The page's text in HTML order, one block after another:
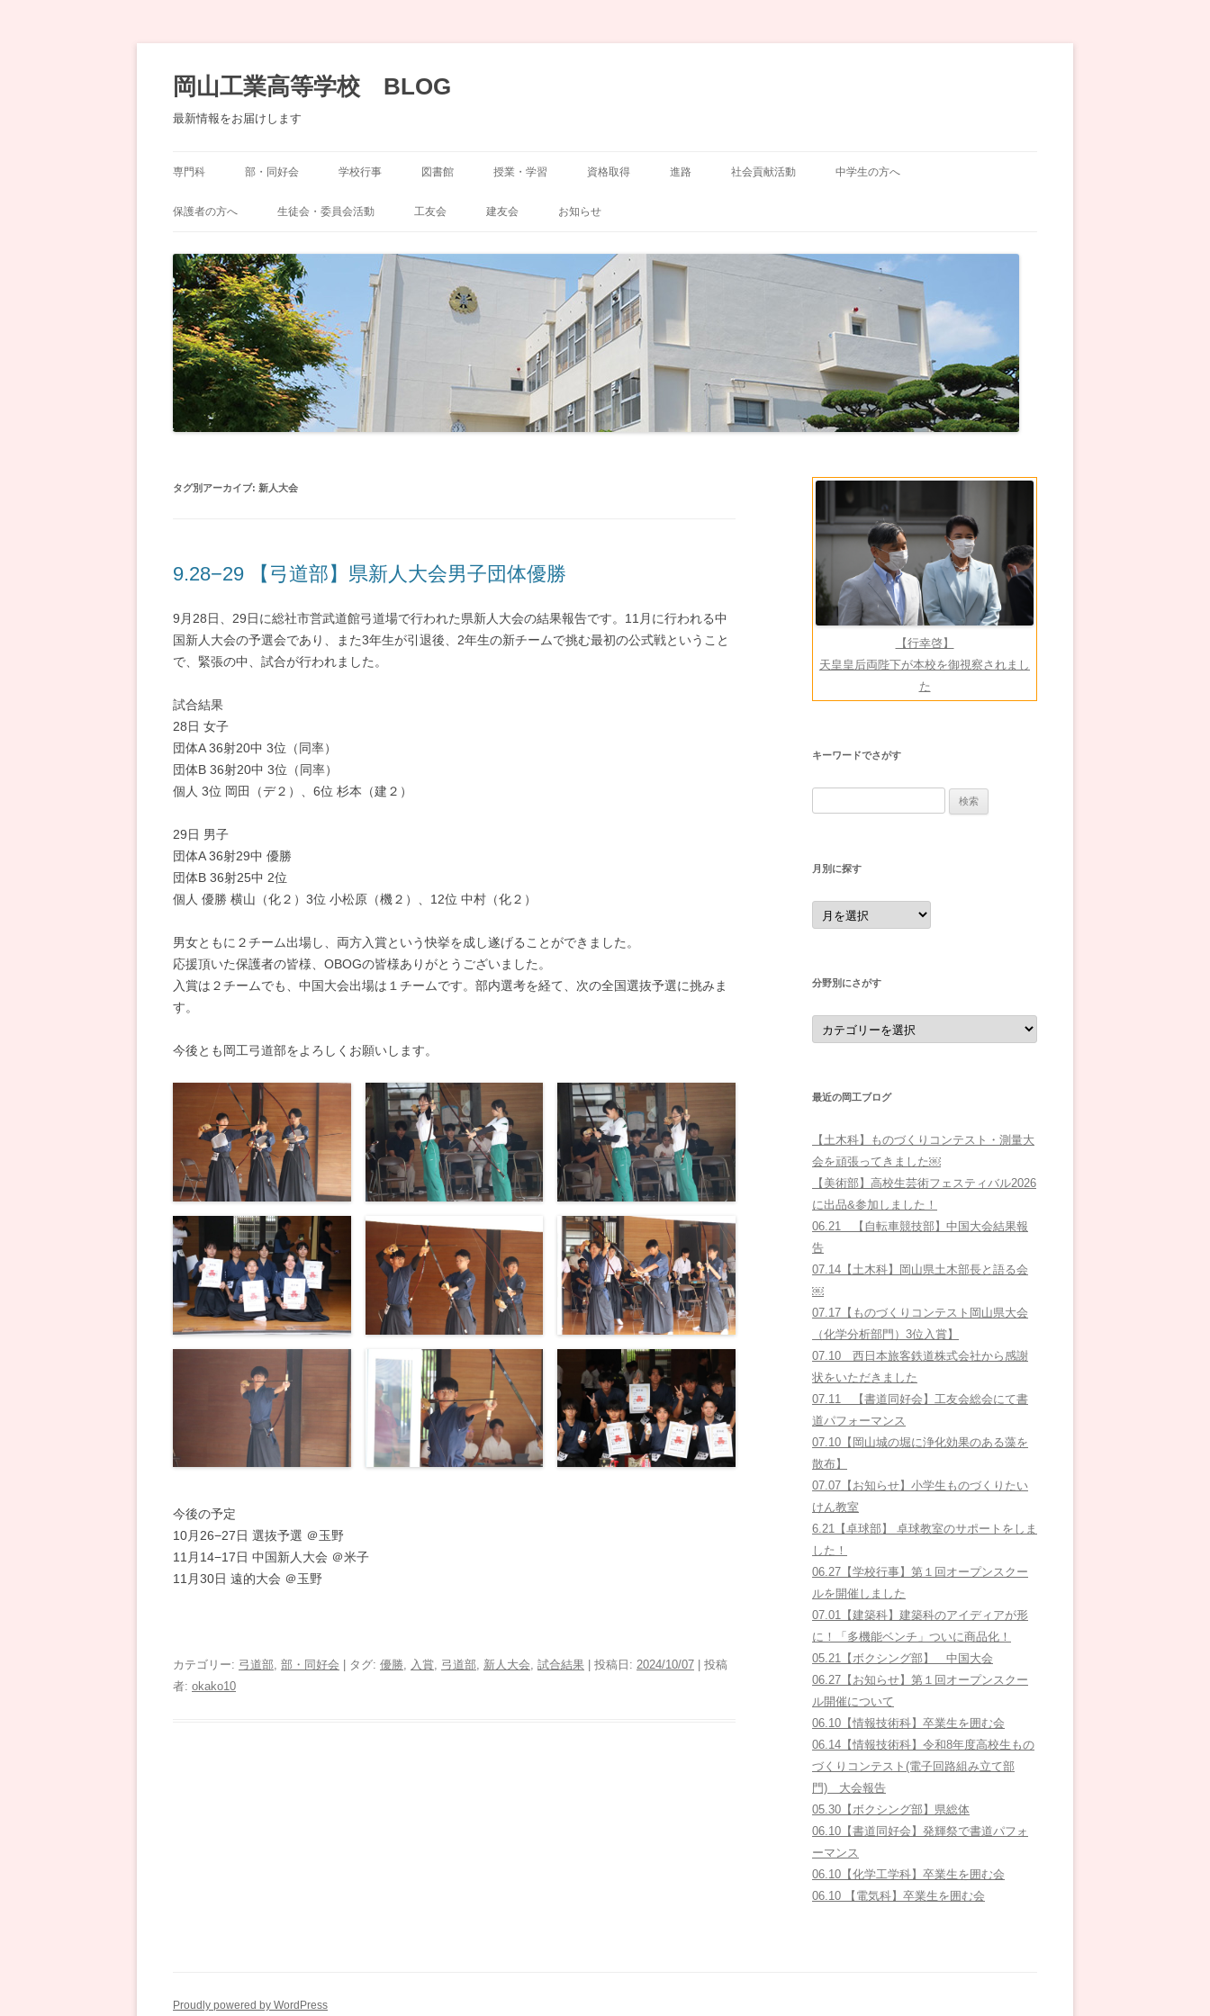
テ
ン
ツ
へ
移
岡山工業高等学校 BLOG
最新情報をお届けします
専門科
機械科
化学工学科
デザイン科
建築科
情報技術科
電気科
部・同好会
運動部 空手道部
サッカー部
自転車競技部
柔道部
卓球部
テニス部
写真部
吹奏楽部
美術部
模型同好会
機械研究同好会
学校行事
岡工祭
図書館
展示
授業・学習 資格取得 進路 社会貢献活動 中学生の方へ
オープンスクール
保護者の方へ 生徒会・委員会活動
生徒会
工友会 建友会 お知らせ
タグ別アーカイブ: 新人大会
9.28−29 【弓道部】県新人大会男子団体優勝
9月28日、29日に総社市営武道館弓道場で行われた県新人大会の結果報告です。11月に行われる中
国新人大会の予選会であり、また3年生が引退後、2年生の新チームで挑む最初の公式戦ということ
で、緊張の中、試合が行われました。
試合結果
28日 女子
団体A 36射20中 3位（同率）
団体B 36射20中 3位（同率）
個人 3位 岡田（デ２）、6位 杉本（建２）
29日 男子
団体A 36射29中 優勝
団体B 36射25中 2位
個人 優勝 横山（化２）3位 小松原（機２）、12位 中村（化２）
男女ともに２チーム出場し、両方入賞という快挙を成し遂げることができました。
応援頂いた保護者の皆様、OBOGの皆様ありがとうございました。
入賞は２チームでも、中国大会出場は１チームです。部内選考を経て、次の全国選抜予選に挑みま
す。
今後とも岡工弓道部をよろしくお願いします。
今後の予定
10月26−27日 選抜予選 ＠玉野
11月14−17日 中国新人大会 ＠米子
11月30日 遠的大会 ＠玉野
カテゴリー: 弓道部, 部・同好会 | タグ: 優勝, 入賞, 弓道部, 新人大会, 試合結果 | 投稿日: 2024/10/07
投稿
者: okako10
【行幸啓】
天皇皇后両陛下が本校を御視察されまし
た
キーワードでさがす
月別に探す
月
別
に
分野別にさがす
分
野
別
す
最近の岡工ブログ
【土木科】ものづくりコンテスト・測量大
会を頑張ってきました￼
【美術部】高校生芸術フェスティバル2026
に出品&参加しました！
06.21 【自転車競技部】中国大会結果報
告
07.14【土木科】岡山県土木部長と語る会
￼
07.17【ものづくりコンテスト岡山県大会
（化学分析部門）3位入賞】
07.10 西日本旅客鉄道株式会社から感謝
状をいただきました
07.11 【書道同好会】工友会総会にて書
道パフォーマンス
07.10【岡山城の堀に浄化効果のある藻を
散布】
07.07【お知らせ】小学生ものづくりたい
けん教室
6.21【卓球部】 卓球教室のサポートをしま
した！
06.27【学校行事】第１回オープンスクー
ルを開催しました
07.01【建築科】建築科のアイディアが形
に！「多機能ベンチ」ついに商品化！
05.21【ボクシング部】 中国大会
06.27【お知らせ】第１回オープンスクー
ル開催について
06.10【情報技術科】卒業生を囲む会
06.14【情報技術科】令和8年度高校生もの
づくりコンテスト(電子回路組み立て部
門) 大会報告
05.30【ボクシング部】県総体
06.10【書道同好会】発輝祭で書道パフォ
ーマンス
06.10【化学工学科】卒業生を囲む会
06.10 【電気科】卒業生を囲む会
Proudly powered by WordPress